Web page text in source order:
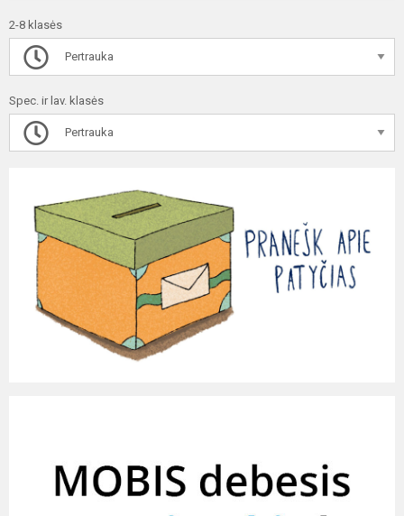
2-8 klasės
Pertrauka
Spec. ir lav. klasės
Pertrauka